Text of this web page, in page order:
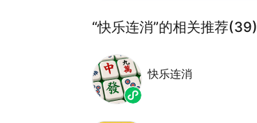
“快乐连消”的相关推荐(39)
快乐连消